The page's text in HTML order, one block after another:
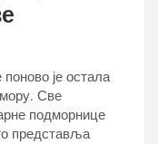
је остала
Све
подморнице
представља